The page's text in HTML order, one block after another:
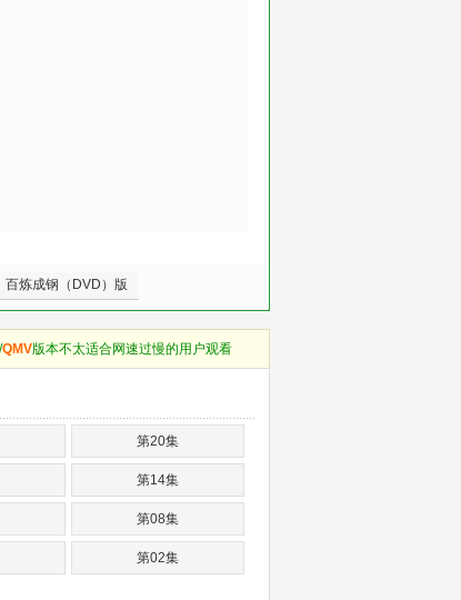
百炼成钢（DVD）版
/QMV版本不太适合网速过慢的用户观看
第20集
第14集
第08集
第02集